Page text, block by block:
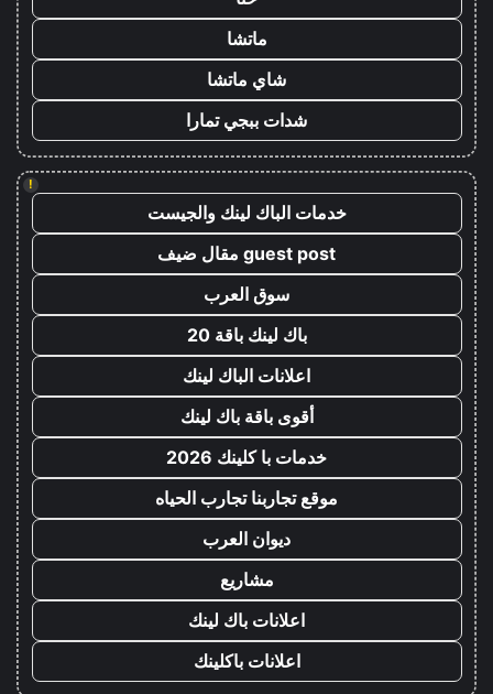
ماتشا
شاي ماتشا
شدات ببجي تمارا
!
خدمات الباك لينك والجيست
guest post مقال ضيف
سوق العرب
باك لينك باقة 20
اعلانات الباك لينك
أقوى باقة باك لينك
خدمات با كلينك 2026
موقع تجاربنا تجارب الحياه
ديوان العرب
مشاريع
اعلانات باك لينك
اعلانات باكلينك